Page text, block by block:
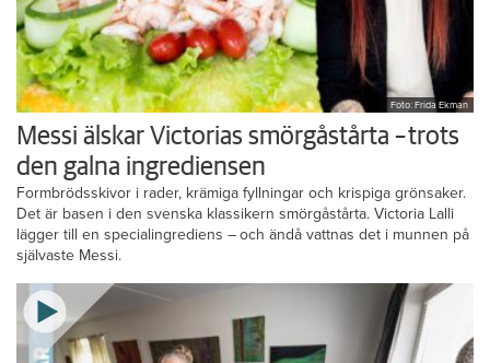
Foto: Frida Ekman
Messi älskar Victorias smörgåstårta – trots
den galna ingrediensen
Formbrödsskivor i rader, krämiga fyllningar och krispiga grönsaker.
Det är basen i den svenska klassikern smörgåstårta. Victoria Lalli
lägger till en specialingrediens – och ändå vattnas det i munnen på
självaste Messi.